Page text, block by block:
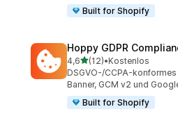
Built for Shopify
Hoppy GDPR
4,6von 5 Sternen
(12)
12 Rezensionen insgesamt
•Kostenlos
DSGVO-/CCPA-
Banner, GCM v2 und
Built for Shopify